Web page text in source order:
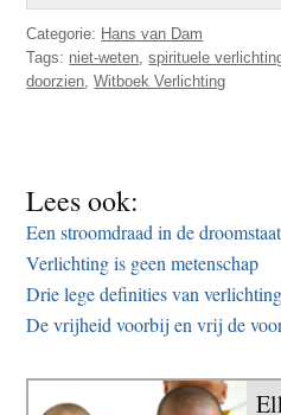
Categorie: Hans van Dam
Tags: niet-weten,spirituele
doorzien,Witboek Verlichting
Lees ook:
Een stroomdraad in de droomstaat
Verlichting is geen metenschap
Drie lege definities van verlichting
De vrijheid voorbij en vrij de